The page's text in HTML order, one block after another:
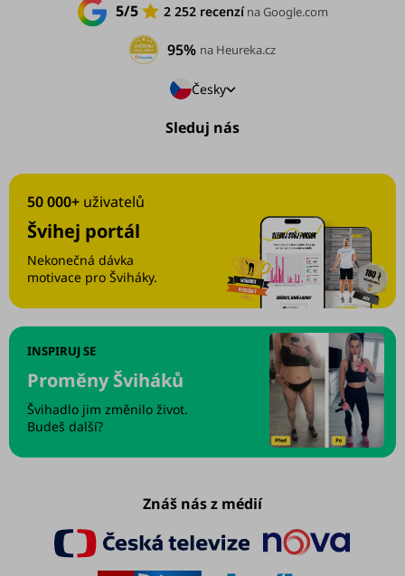
Sleduj nás
5/5 2 252 recenzína Google.com
95% na Heureka.cz
Česky
50 000+ uživatelů
Švihej portál
Nekonečná dávka
motivace pro Šviháky.
INSPIRUJ SE
Proměny Šviháků
Švihadlo jim změnilo život.
Budeš další?
Znáš nás z médií